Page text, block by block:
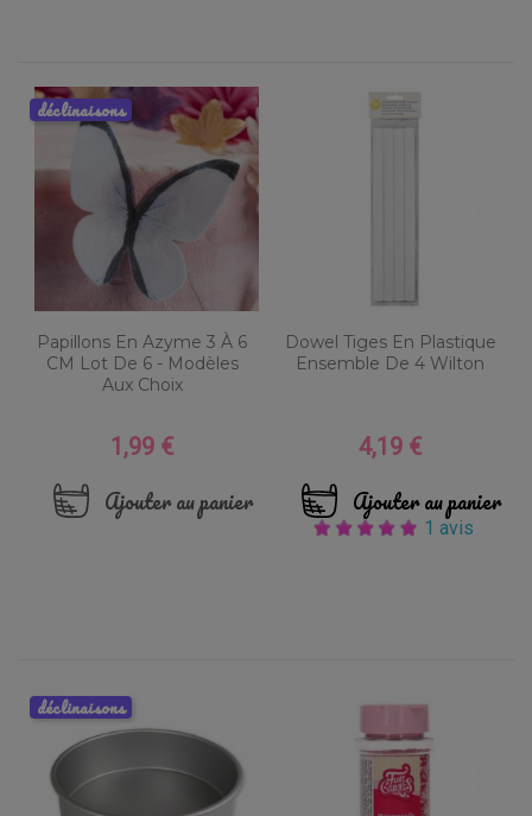
Papillons En Azyme 3 À 6
CM Lot De 6 - Modèles
Aux Choix
Prix
1,99 €
Ajouter au panier
déclinaisons
Dowel Tiges En Plastique
Ensemble De 4 Wilton
Prix
4,19 €
Ajouter au panier
1 avis
déclinaisons